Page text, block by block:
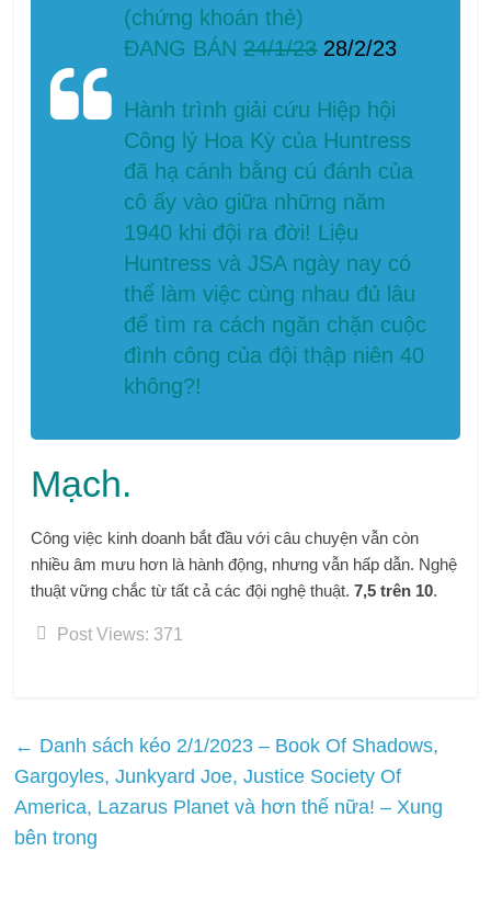
(chứng khoán thẻ)
ĐANG BÁN24/1/2328/2/23
Hành trình giải cứu Hiệp hội
Công lý Hoa Kỳ của Huntress
đã hạ cánh bằng cú đánh của
cô ấy vào giữa những năm
1940 khi đội ra đời! Liệu
Huntress và JSA ngày nay có
thể làm việc cùng nhau đủ lâu
để tìm ra cách ngăn chặn cuộc
đình công của đội thập niên 40
không?!
Mạch.
Công việc kinh doanh bắt đầu với câu chuyện vẫn còn
nhiều âm mưu hơn là hành động, nhưng vẫn hấp dẫn. Nghệ
thuật vững chắc từ tất cả các đội nghệ thuật.7,5 trên 10.
Post Views: 371
← Danh sách kéo 2/1/2023 – Book Of Shadows,
Gargoyles, Junkyard Joe, Justice Society Of
America, Lazarus Planet và hơn thế nữa! – Xung
bên trong